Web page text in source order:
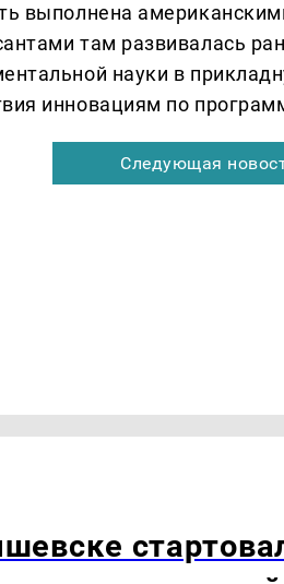
выполнена
там развивалась
науки в
инновациям по
Следующая